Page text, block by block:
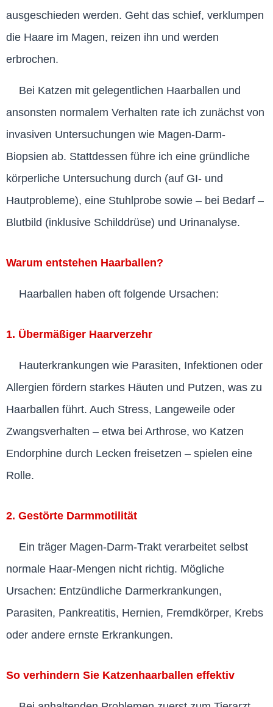
ausgeschieden werden. Geht das schief, verklumpen
die Haare im Magen, reizen ihn und werden
erbrochen.
Bei Katzen mit gelegentlichen Haarballen und
ansonsten normalem Verhalten rate ich zunächst von
invasiven Untersuchungen wie Magen-Darm-
Biopsien ab. Stattdessen führe ich eine gründliche
körperliche Untersuchung durch (auf GI- und
Hautprobleme), eine Stuhlprobe sowie – bei Bedarf –
Blutbild (inklusive Schilddrüse) und Urinanalyse.
Warum entstehen Haarballen?
Haarballen haben oft folgende Ursachen:
1. Übermäßiger Haarverzehr
Hauterkrankungen wie Parasiten, Infektionen oder
Allergien fördern starkes Häuten und Putzen, was zu
Haarballen führt. Auch Stress, Langeweile oder
Zwangsverhalten – etwa bei Arthrose, wo Katzen
Endorphine durch Lecken freisetzen – spielen eine
Rolle.
2. Gestörte Darmmotilität
Ein träger Magen-Darm-Trakt verarbeitet selbst
normale Haar-Mengen nicht richtig. Mögliche
Ursachen: Entzündliche Darmerkrankungen,
Parasiten, Pankreatitis, Hernien, Fremdkörper, Krebs
oder andere ernste Erkrankungen.
So verhindern Sie Katzenhaarballen effektiv